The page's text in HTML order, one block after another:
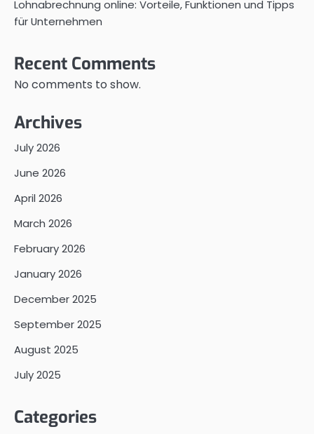
Lohnabrechnung online: Vorteile, Funktionen und Tipps
für Unternehmen
Recent Comments
No comments to show.
Archives
July 2026
June 2026
April 2026
March 2026
February 2026
January 2026
December 2025
September 2025
August 2025
July 2025
Categories